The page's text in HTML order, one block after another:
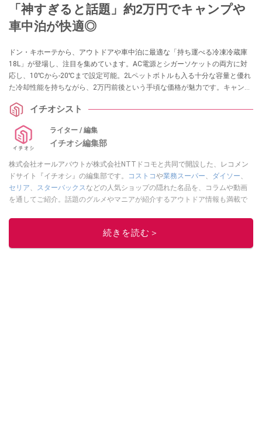
「神すぎると話題」約2万円でキャンプや
車中泊が快適◎
ドン・キホーテから、アウトドアや車中泊に最適な「持ち運べる冷凍冷蔵庫
18L」が登場し、注目を集めています。AC電源とシガーソケットの両方に対
応し、10℃から-20℃まで設定可能。2Lペットボトルも入る十分な容量と優れ
た冷却性能を持ちながら、2万円前後という手頃な価格が魅力です。キャンプ
か？
イチオシスト
ライター / 編集
イチオシ編集部
株式会社オールアバウトが株式会社NTTドコモと共同で開設した、レコメン
ドサイト『イチオシ』の編集部です。
コストコや業務スーパー ダイソー
セリア
スターバックス などの人気ショップの隠れた名品を、コラムや動画
を通してご紹介。話題のグルメやマニアが紹介するアウトドア情報も満載で
レビューしています。毎日トレンド情報をお届けしているので、ぜひ
してください！続きを読む＞